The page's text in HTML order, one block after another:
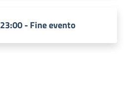
23:00 - Fine evento